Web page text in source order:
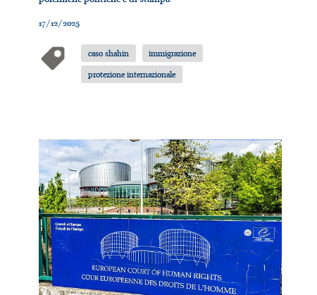
17/12/2025
caso shahin
immigrazione
protezione internazionale